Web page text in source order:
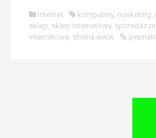
internet komputery, marketing,
sklep, sklep internetowy, sprzedaz
internetowa, strona www